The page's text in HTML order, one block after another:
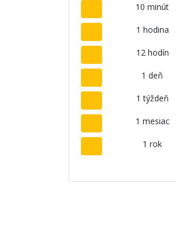
10 minút
1 hodina
12 hodín
1 deň
1 týždeň
1 mesiac
1 rok